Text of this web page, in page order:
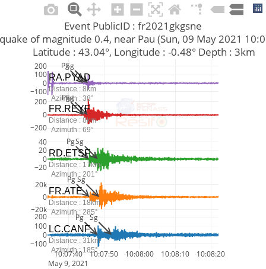
10:07:40
May 9, 2021
10:07:50 10:08:00 10:08:10 10:08:20
−100
0
100
200
−20k
0
20k
−20
0
20
40
−200
0
200
−100
0
100
200
Event PublicID : fr2021gkgsne
of magnitude 0.4, near Pau (Sun, 09 May 2021
         Latitude : 43.04°, Longitude : -0.48° Depth : 3km
Pg Sg
PgSg
PgSg
PgSg
PgSg
LC.CANF
Distance : 31km
Azimuth : 185°
FR.ATE
Distance : 18km
Azimuth : 285°
RD.ETSF
Distance : 17km
Azimuth : 201°
FR.REYF
Distance : 8km
Azimuth : 69°
RA.PYAD
Distance : 8km
Azimuth : 38°